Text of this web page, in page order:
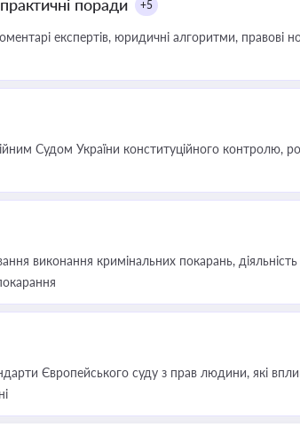
поради +5
експертів, юридичні алгоритми, правові
Судом України конституційного контролю,
виконання кримінальних покарань, діяльність
Європейського суду з прав людини, які